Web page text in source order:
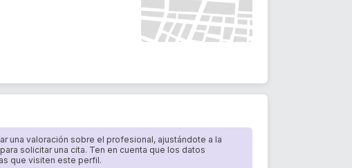
una valoración sobre el profesional, ajustándote a la
solicitar una cita. Ten en cuenta que los datos
que visiten este perfil.